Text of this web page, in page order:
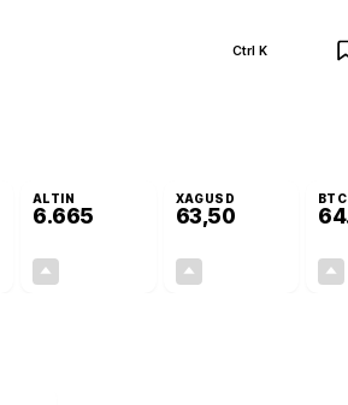
Ctrl K
ALTIN
6.665
XAGUSD
63,50
BTC